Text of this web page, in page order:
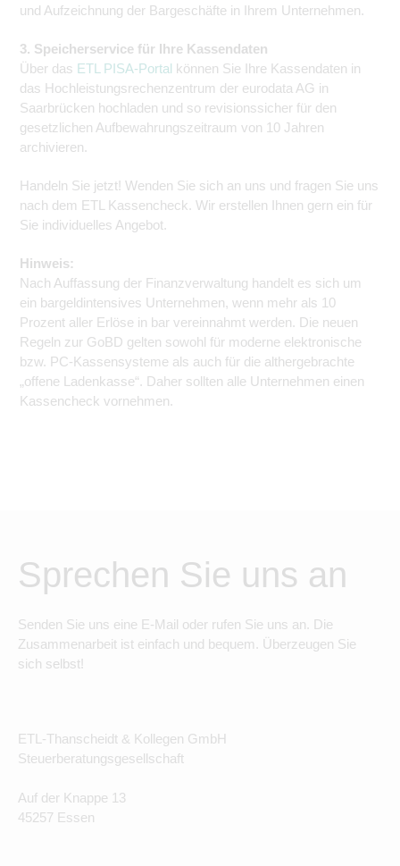
und Aufzeichnung der Bargeschäfte in Ihrem Unternehmen.
3. Speicherservice für Ihre Kassendaten
Über das ETL PISA-Portal können Sie Ihre Kassendaten in
das Hochleistungsrechenzentrum der eurodata AG in
Saarbrücken hochladen und so revisionssicher für den
gesetzlichen Aufbewahrungszeitraum von 10 Jahren
archivieren.
Handeln Sie jetzt! Wenden Sie sich an uns und fragen Sie uns
nach dem ETL Kassencheck. Wir erstellen Ihnen gern ein für
Sie individuelles Angebot.
Hinweis:
Nach Auffassung der Finanzverwaltung handelt es sich um
ein bargeldintensives Unternehmen, wenn mehr als 10
Prozent aller Erlöse in bar vereinnahmt werden. Die neuen
Regeln zur GoBD gelten sowohl für moderne elektronische
bzw. PC-Kassensysteme als auch für die althergebrachte
„offene Ladenkasse“. Daher sollten alle Unternehmen einen
Kassencheck vornehmen.
Sprechen Sie uns an
Senden Sie uns eine E-Mail oder rufen Sie uns an. Die
Zusammenarbeit ist einfach und bequem. Überzeugen Sie
sich selbst!
ETL-Thanscheidt & Kollegen GmbH
Steuerberatungsgesellschaft
Auf der Knappe 13
45257 Essen